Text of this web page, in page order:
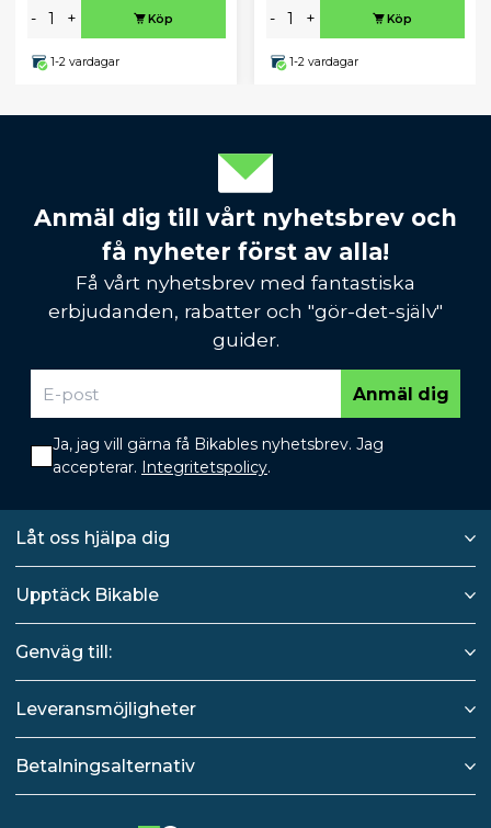
- + Köp
1-2 vardagar
- + Köp
1-2 vardagar
Anmäl dig till vårt nyhetsbrev och
få nyheter först av alla!
Få vårt nyhetsbrev med fantastiska
erbjudanden, rabatter och "gör-det-själv"
guider.
Anmäl dig
Ja, jag vill gärna få Bikables nyhetsbrev. Jag
accepterar. Integritetspolicy.
Låt oss hjälpa dig
Upptäck Bikable
Genväg till:
Leveransmöjligheter
Betalningsalternativ